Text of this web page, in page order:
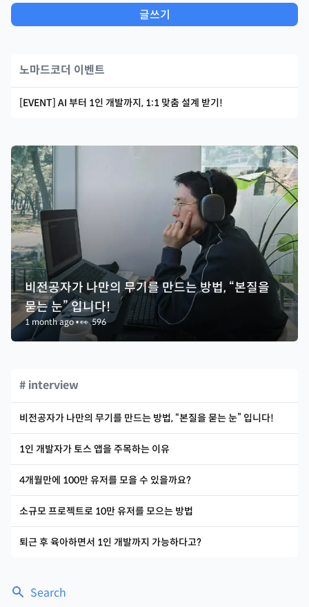
Search
글쓰기
노마드코더 이벤트
[EVENT] AI 부터 1인 개발까지, 1:1 맞춤 설계 받기!
비전공자가 나만의 무기를 만드는 방법, “본질을
묻는 눈” 입니다!
1 month ago•👀596
# interview
비전공자가 나만의 무기를 만드는 방법, “본질을 묻는 눈” 입니다!
1인 개발자가 토스 앱을 주목하는 이유
4개월만에 100만 유저를 모을 수 있을까요?
소규모 프로젝트로 10만 유저를 모으는 방법
퇴근 후 육아하면서 1인 개발까지 가능하다고?